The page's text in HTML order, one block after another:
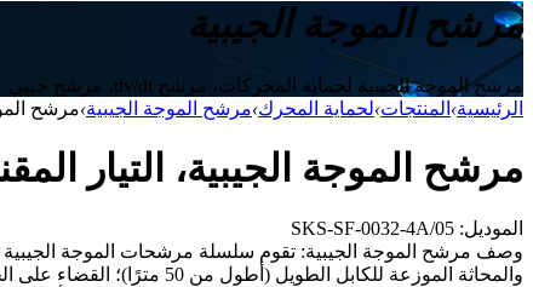
مرشح الموجة الجيبية
مرشح الموجة الجيبية لحماية المحركات، مرشح dv/dt، مرشح جيبي
الرئيسية› المنتجات›لحماية المحرك›مرشح الموجة الجيبية›مرشح الموجة
مرشح الموجة الجيبية، التيار المقنن 32 أمبير، تصميم
الموديل: SKS-SF-0032-4A/05